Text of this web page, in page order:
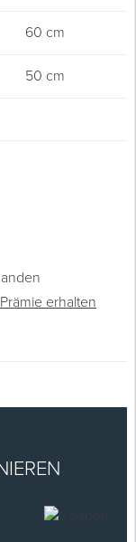
60 cm
50 cm
erhalten